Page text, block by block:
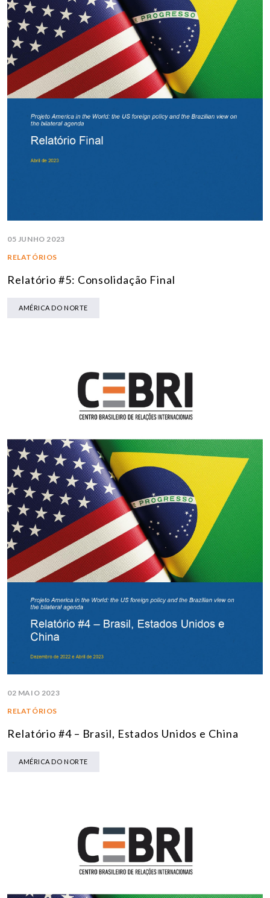
05 JUNHO 2023
RELATÓRIOS
Relatório #5: Consolidação Final
AMÉRICA DO NORTE
02 MAIO 2023
RELATÓRIOS
Relatório #4 – Brasil, Estados Unidos e China
AMÉRICA DO NORTE